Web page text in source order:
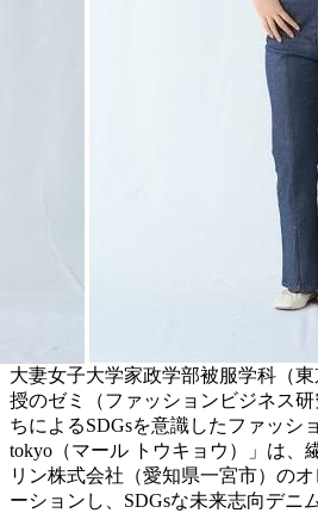
大妻女子大学家政学部被服学科（
授のゼミ（ファッションビジネス
ちによるSDGsを意識したファッシ
tokyo（マール トウキョウ）」は、
リン株式会社（愛知県⼀宮市）の
ーションし、SDGsな未来志向デニ